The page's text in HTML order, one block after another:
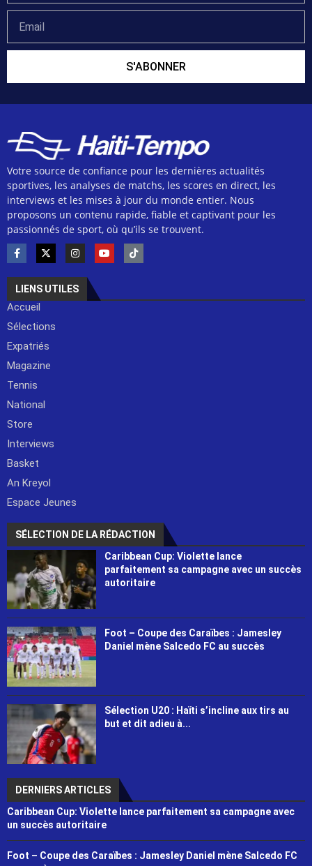
S'ABONNER
Votre source de confiance pour les dernières actualités
sportives, les analyses de matchs, les scores en direct, les
interviews et les mises à jour du monde entier. Nous
proposons un contenu rapide, fiable et captivant pour les
passionnés de sport, où qu’ils se trouvent.
LIENS UTILES
Accueil
Sélections
Expatriés
Magazine
Tennis
National
Store
Interviews
Basket
An Kreyol
Espace Jeunes
SÉLECTION DE LA RÉDACTION
Caribbean Cup: Violette lance
parfaitement sa campagne avec un succès
autoritaire
Foot – Coupe des Caraïbes : Jamesley
Daniel mène Salcedo FC au succès
Sélection U20 : Haïti s’incline aux tirs au
but et dit adieu à...
DERNIERS ARTICLES
Caribbean Cup: Violette lance parfaitement sa campagne avec
un succès autoritaire
Foot – Coupe des Caraïbes : Jamesley Daniel mène Salcedo FC